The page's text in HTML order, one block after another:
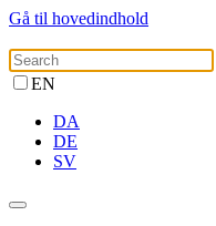
Gå til hovedindhold
EN
DA
DE
SV